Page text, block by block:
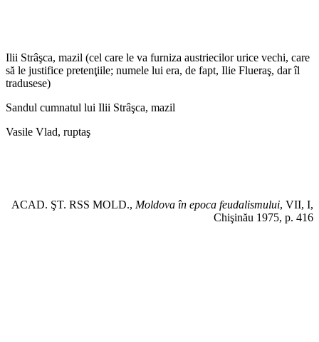
Ilii Strâşca, mazil (cel care le va furniza austriecilor urice vechi, care
să le justifice pretenţiile; numele lui era, de fapt, Ilie Flueraş, dar îl
tradusese)
Sandul cumnatul lui Ilii Strâşca, mazil
Vasile Vlad, ruptaş
ACAD. ŞT. RSS MOLD., Moldova în epoca feudalismului, VII, I,
Chişinău 1975, p. 416